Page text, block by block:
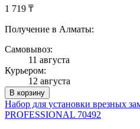
1 719 ₸
Получение в Алматы:
Самовывоз:
11 августа
Курьером:
12 августа
В корзину
Набор для установки врезных
PROFESSIONAL 70492